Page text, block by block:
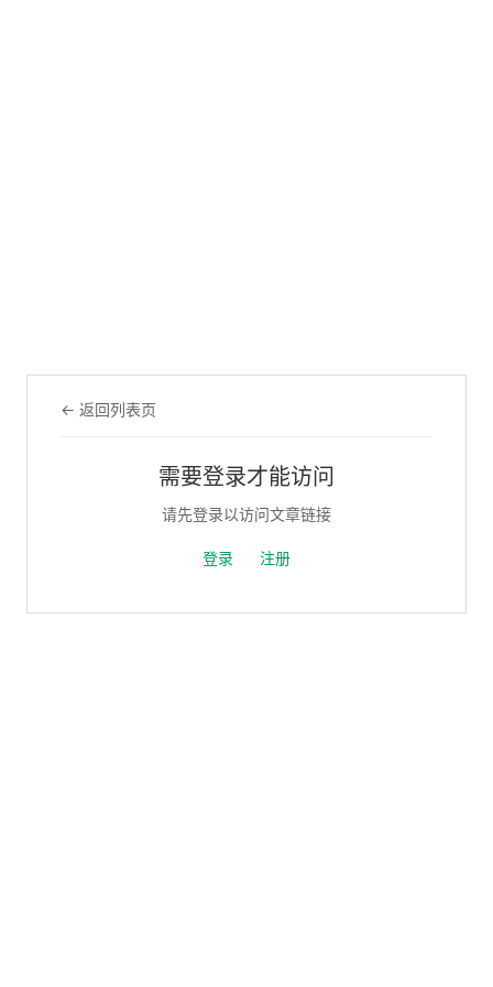
← 返回列表页
需要登录才能访问
请先登录以访问文章链接
登录 注册